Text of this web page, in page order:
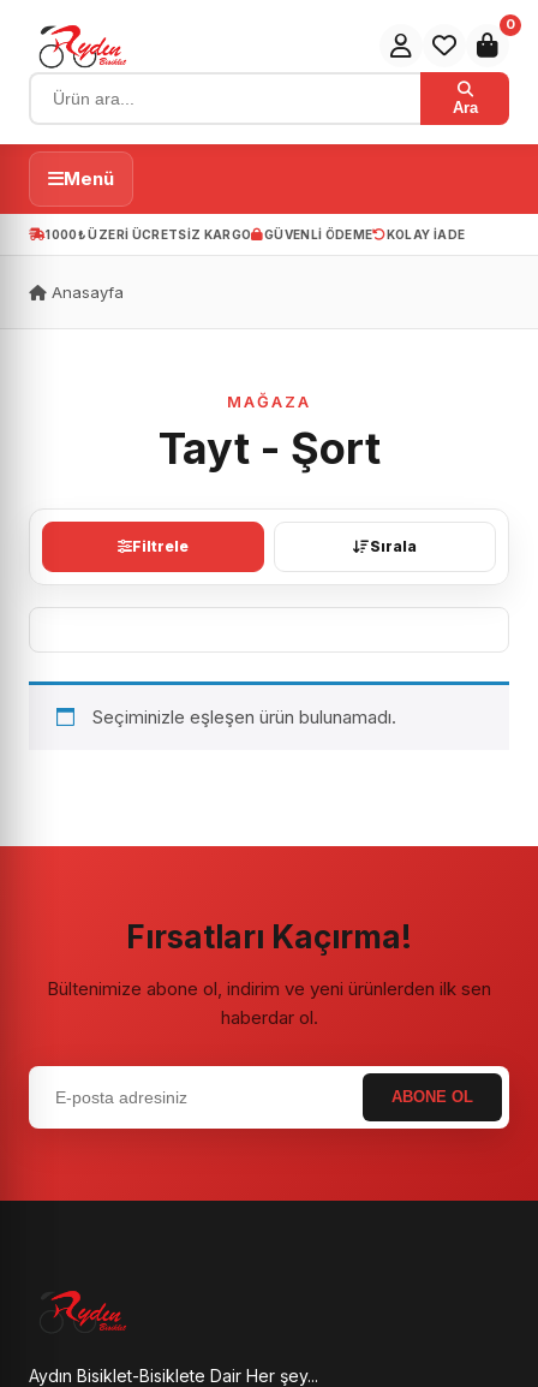
Ara
0
Menü
1000₺ ÜZERI ÜCRETSIZ KARGO GÜVENLI ÖDEME KOLAY IADE
Anasayfa
MAĞAZA
Tayt - Şort
Filtrele Sırala
Seçiminizle eşleşen ürün bulunamadı.
Fırsatları Kaçırma!
Bültenimize abone ol, indirim ve yeni ürünlerden ilk sen
haberdar ol.
ABONE OL
Aydın Bisiklet-Bisiklete Dair Her şey...